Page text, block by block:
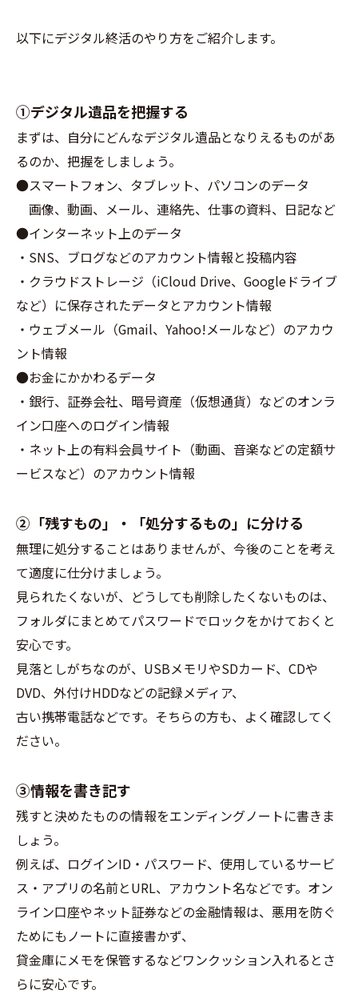
以下にデジタル終活のやり方をご紹介します。
①デジタル遺品を把握する
まずは、自分にどんなデジタル遺品となりえるものがあ
るのか、把握をしましょう。
●スマートフォン、タブレット、パソコンのデータ
画像、動画、メール、連絡先、仕事の資料、日記など
●インターネット上のデータ
・SNS、ブログなどのアカウント情報と投稿内容
・クラウドストレージ（iCloud Drive、Googleドライブ
など）に保存されたデータとアカウント情報
・ウェブメール（Gmail、Yahoo!メールなど）のアカウ
ント情報
●お金にかかわるデータ
・銀行、証券会社、暗号資産（仮想通貨）などのオンラ
イン口座へのログイン情報
・ネット上の有料会員サイト（動画、音楽などの定額サ
ービスなど）のアカウント情報
②「残すもの」・「処分するもの」に分ける
無理に処分することはありませんが、今後のことを考え
て適度に仕分けましょう。
見られたくないが、どうしても削除したくないものは、
フォルダにまとめてパスワードでロックをかけておくと
安心です。
見落としがちなのが、USBメモリやSDカード、CDや
DVD、外付けHDDなどの記録メディア、
古い携帯電話などです。そちらの方も、よく確認してく
ださい。
③情報を書き記す
残すと決めたものの情報をエンディングノートに書きま
しょう。
例えば、ログインID・パスワード、使用しているサービ
ス・アプリの名前とURL、アカウント名などです。オン
ライン口座やネット証券などの金融情報は、悪用を防ぐ
ためにもノートに直接書かず、
貸金庫にメモを保管するなどワンクッション入れるとさ
らに安心です。